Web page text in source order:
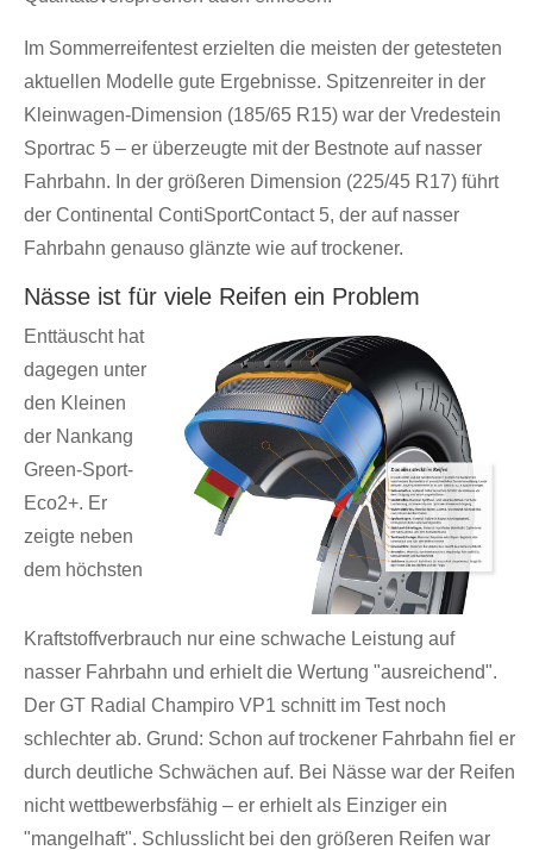
Im Sommerreifentest erzielten die meisten der getesteten
aktuellen Modelle gute Ergebnisse. Spitzenreiter in der
Kleinwagen-Dimension (185/65 R15) war der Vredestein
Sportrac 5 – er überzeugte mit der Bestnote auf nasser
Fahrbahn. In der größeren Dimension (225/45 R17) führt
der Continental ContiSportContact 5, der auf nasser
Fahrbahn genauso glänzte wie auf trockener.
Nässe ist für viele Reifen ein Problem
Enttäuscht hat
dagegen unter
den Kleinen
der Nankang
Green-Sport-
Eco2+. Er
zeigte neben
dem höchsten
Kraftstoffverbrauch nur eine schwache Leistung auf
nasser Fahrbahn und erhielt die Wertung "ausreichend".
Der GT Radial Champiro VP1 schnitt im Test noch
schlechter ab. Grund: Schon auf trockener Fahrbahn fiel er
durch deutliche Schwächen auf. Bei Nässe war der Reifen
nicht wettbewerbsfähig – er erhielt als Einziger ein
"mangelhaft". Schlusslicht bei den größeren Reifen war